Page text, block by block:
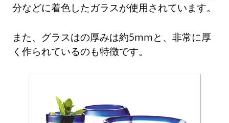
分などに着色したガラスが使用されています。
また、グラスはの厚みは約5mmと、非常に厚
く作られているのも特徴です。